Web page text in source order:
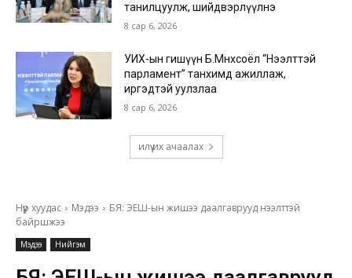
танилцуулж, шийдвэрлүүлнэ
8 сар 6, 2026
УИХ-ын гишүүн Б.Мөнхсоёл “Нээлттэй
парламент” танхимд ажиллаж,
иргэдтэй уулзлаа
8 сар 6, 2026
илүү их ачаалах